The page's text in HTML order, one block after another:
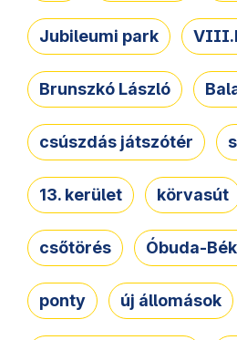
Jubileumi park
Brunszkó László
csúszdás játszótér
13. kerület körvasút
csőtörés Óbuda-
ponty új állomások